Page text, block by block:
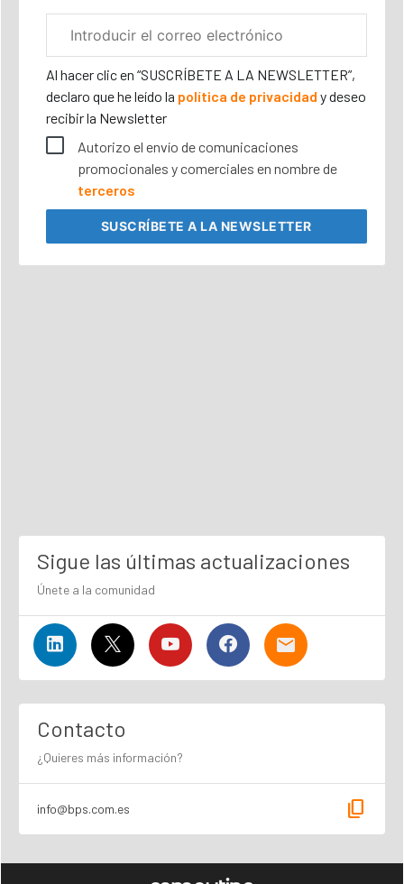
electrónico
corporativo
Al hacer clic en “SUSCRÍBETE A LA NEWSLETTER”,
declaro que he leído la política de privacidad y deseo
recibir la Newsletter
Autorizo el envío de comunicaciones
promocionales y comerciales en nombre de
terceros
SUSCRÍBETEA LA NEWSLETTER
Sigue las últimas actualizaciones
Únete a la comunidad
Contacto
¿Quieres más información?
info@bps.com.es content_copy